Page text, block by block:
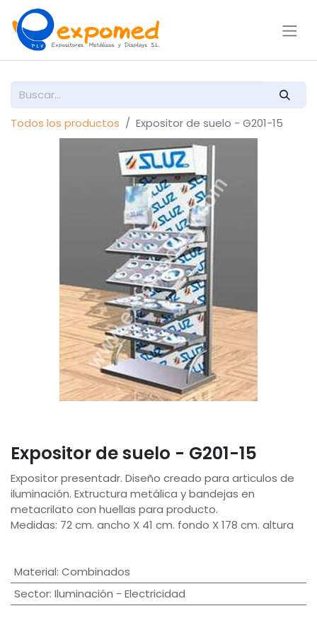
Todos los productos Expositor de suelo - G201-15
Expositor de suelo - G201-15
Expositor presentadr. Diseño creado para articulos de
iluminación. Extructura metálica y bandejas en
metacrilato con huellas para producto.
Medidas: 72 cm. ancho X 41 cm. fondo X 178 cm. altura
Material: Combinados
Sector: Iluminación - Electricidad